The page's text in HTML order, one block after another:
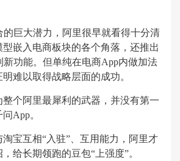
巨大潜力，阿里很早就看得十分清
嵌入电商板块的各个角落，还推出
功能。但单纯在电商App内做加法
难以取得战略层面的成功。
整个阿里最犀利的武器，并没有第一
App。
宝互相“入驻”、互用能力，阿里才
给长期领跑的豆包“上强度”。